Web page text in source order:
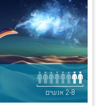
2-8 אנשים